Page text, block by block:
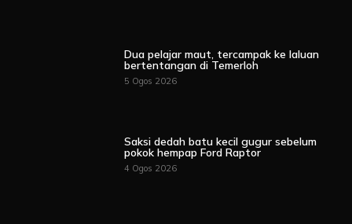
Dua pelajar maut, tercampak ke laluan
bertentangan di Temerloh
5 Ogos 2026
Saksi dedah batu kecil gugur sebelum
pokok hempap Ford Raptor
4 Ogos 2026